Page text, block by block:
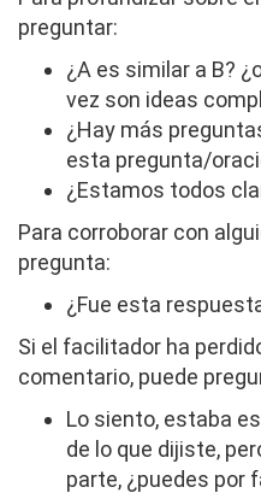
preguntar:
¿A es similar a B?
vez son ideas
¿Hay más
esta pregunta/
¿Estamos todos
Para corroborar con
pregunta:
¿Fue esta
Si el facilitador ha
comentario, puede
Lo siento, estaba
de lo que dijiste,
parte, ¿puedes por